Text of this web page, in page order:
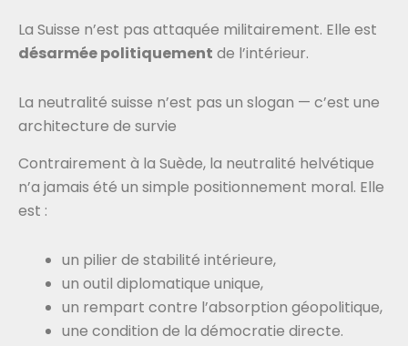
La Suisse n’est pas attaquée militairement. Elle est
désarmée politiquement de l’intérieur.
La neutralité suisse n’est pas un slogan — c’est une
architecture de survie
Contrairement à la Suède, la neutralité helvétique
n’a jamais été un simple positionnement moral. Elle
est :
un pilier de stabilité intérieure,
un outil diplomatique unique,
un rempart contre l’absorption géopolitique,
une condition de la démocratie directe.